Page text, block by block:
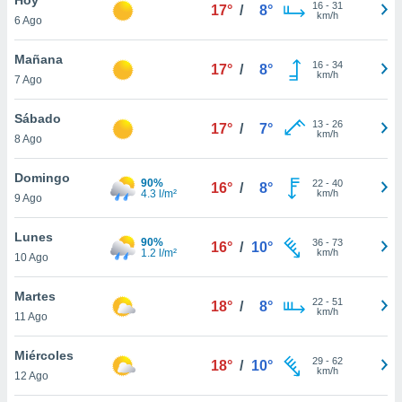
en
más
nuestra
de
cookies
aceptar
6 Ago
17° / 8° 16- 31
km/h
Mañana
7 Ago
17° / 8° 16- 34
km/h
Sábado
8 Ago
17° / 7° 13- 26
km/h
Domingo
9 Ago
90%
4.3 l/m²
16° / 8° 22- 40
km/h
Lunes
10 Ago
90%
1.2 l/m²
16° / 10° 36- 73
km/h
Martes
11 Ago
18° / 8° 22- 51
km/h
Miércoles
12 Ago
18° / 10° 29- 62
km/h